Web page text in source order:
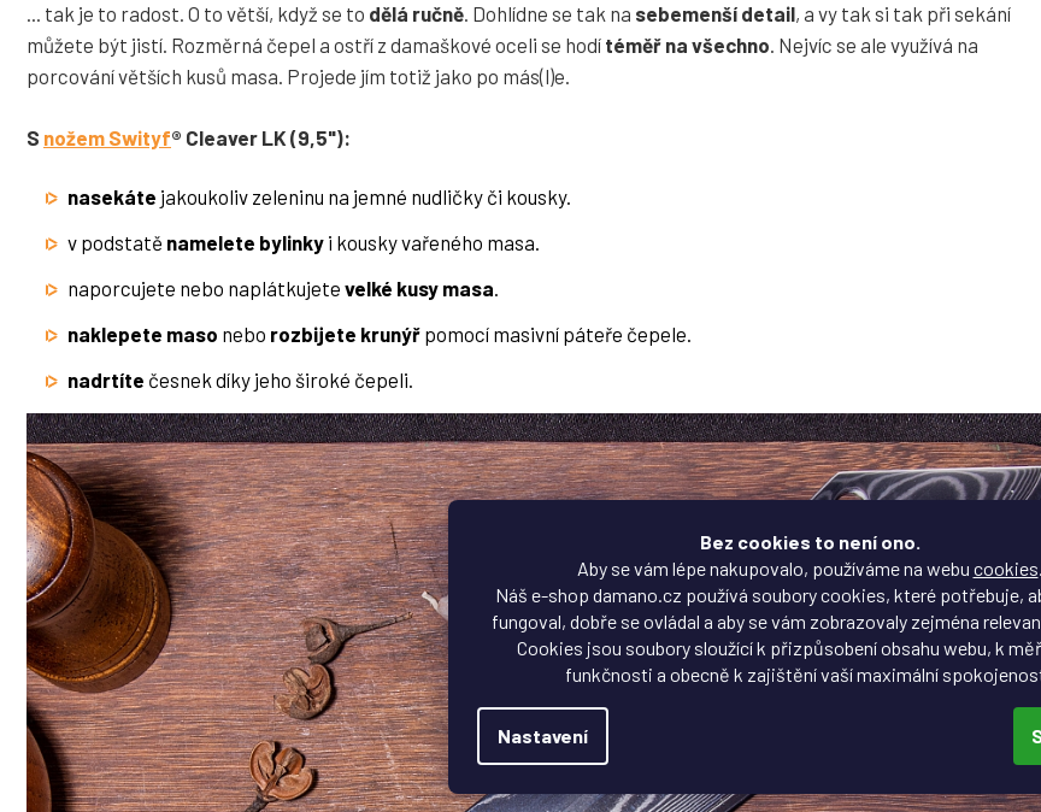
Bez cookies to není ono.
Aby se vám lépe nakupovalo, používáme na webu cookies.
Náš e-shop damano.cz používá soubory cookies, které potřebuje,
fungoval, dobře se ovládal a aby se vám zobrazovaly zejména
Cookies jsou soubory sloužící k přizpůsobení obsahu webu, k
funkčnosti a obecně k zajištění vaší maximální
Nastavení
... tak je to radost. O to větší, když se to dělá ručně . Dohlídne se tak na sebemenší detail, a vy tak si tak při sekání
můžete být jistí. Rozměrná čepel a ostří z damaškové oceli se hodí téměř na všechno . Nejvíc se ale využívá na
porcování větších kusů masa. Projede jím totiž jako po más(l)e.
S nožem Swityf® Cleaver LK (9,5"):
nasekáte jakoukoliv zeleninu na jemné nudličky či kousky.
v podstatě namelete bylinky i kousky vařeného masa.
naporcujete nebo naplátkujete velké kusy masa
naklepete maso nebo rozbijete krunýř pomocí masivní páteře čepele.
nadrtíte česnek díky jeho široké čepeli.